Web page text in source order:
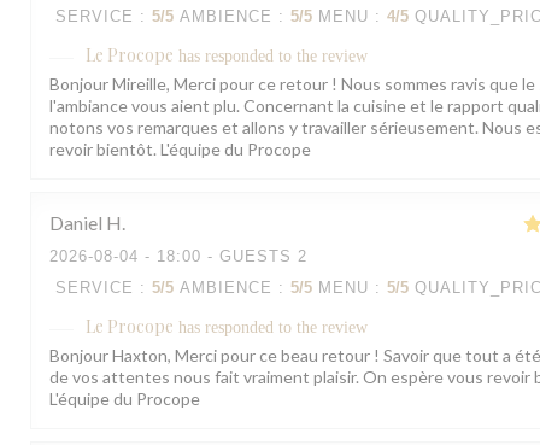
SERVICE : 5/5 AMBIENCE : 5/5 MENU : 4/5
Le Procope has responded to the review
Bonjour Mireille, Merci pour ce retour ! Nous sommes ravis que
l'ambiance vous aient plu. Concernant la cuisine et le rapport
notons vos remarques et allons y travailler sérieusement. Nous
revoir bientôt. L'équipe du Procope
Daniel H
2026-08-04 - 18:00 - GUESTS 2
SERVICE : 5/5 AMBIENCE : 5/5 MENU : 5/5
Le Procope has responded to the review
Bonjour Haxton, Merci pour ce beau retour ! Savoir que tout a
de vos attentes nous fait vraiment plaisir. On espère vous revoir
L'équipe du Procope